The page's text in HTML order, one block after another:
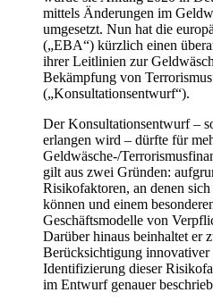
mittels Änderungen im
umgesetzt. Nun hat die
(„EBA“) kürzlich einen
ihrer Leitlinien zur
Bekämpfung von
(„Konsultationsentwurf“).
Der Konsultationsentwurf –
erlangen wird – dürfte für
Geldwäsche-/
gilt aus zwei Gründen:
Risikofaktoren, an denen
können und einem
Geschäftsmodelle von
Darüber hinaus beinhaltet er
Berücksichtigung innovativer
Identifizierung dieser
im Entwurf genauer